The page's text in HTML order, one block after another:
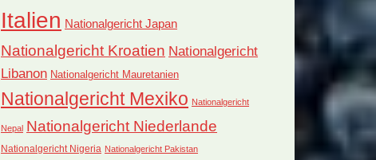
Italien Nationalgericht Japan
Nationalgericht Kroatien Nationalgericht
Libanon Nationalgericht Mauretanien
Nationalgericht Mexiko Nationalgericht
Nepal Nationalgericht Niederlande
Nationalgericht Nigeria Nationalgericht Pakistan